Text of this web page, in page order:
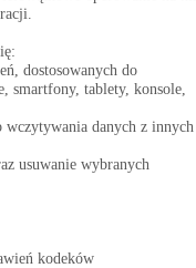
dostosowanych do
smartfony, tablety, konsole,
danych z innych
usuwanie wybranych
kodeków